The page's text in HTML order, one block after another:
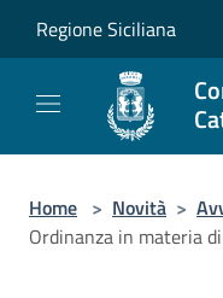
Regione Siciliana
Home > Novità >
Ordinanza in materia